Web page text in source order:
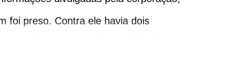
foi preso. Contra ele havia dois